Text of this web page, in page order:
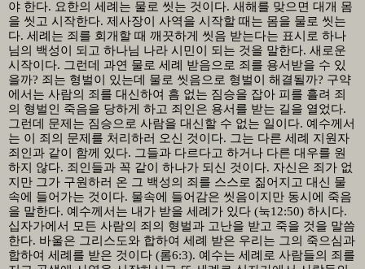
야 한다. 요한의 세례는 물로 씻는 것이다. 새해를 맞으면 대개 몸
을 씻고 시작한다. 제사장이 사역을 시작할 때는 몸을 물로 씻는
다. 세례는 죄를 회개할 때 깨끗하게 씻음 받는다는 표시로 하나
님의 백성이 되고 하나님 나라 시민이 되는 것을 말한다. 새로운
시작이다. 그런데 과연 물로 세례 받음으로 죄를 용서받을 수 있
을까? 죄는 형벌이 있는데 물로 씻음으로 형벌이 해결될까? 구약
에서는 사람의 죄를 대신하여 흠 없는 짐승을 잡아 피를 흘려 죄
의 형벌인 죽음을 당하게 하고 죄인은 용서를 받는 길을 열었다.
그런데 문제는 짐승으로 사람을 대신할 수 없는 일이다. 예수께서
는 이 죄의 문제를 처리하러 오신 것이다. 그는 다른 세례 지원자
죄인과 같이 함께 있다. 그들과 다르다고 하거나 다른 대우를 원
하지 않다. 죄인들과 꼭 같이 하나가 되신 것이다. 자신은 죄가 없
지만 그가 구원하러 온 그 백성의 죄를 스스로 짊어지고 대신 물
속에 들어가는 것이다. 물속에 들어감은 씻음이지만 동시에 죽음
을 말한다. 예수께서는 내가 받을 세례가 있다 (눅12:50) 하시다.
십자가에서 모든 사람의 죄의 형벌과 고난을 받고 죽을 것을 말씀
한다. 바울은 그리스도와 합하여 세례 받은 우리는 그의 죽으심과
합하여 세례를 받은 것이다 (롬6:3). 예수는 세례로 사람들의 죄를